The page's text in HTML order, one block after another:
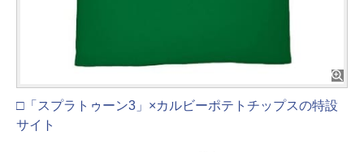
□「スプラトゥーン3」×カルビーポテトチップスの特設
サイト